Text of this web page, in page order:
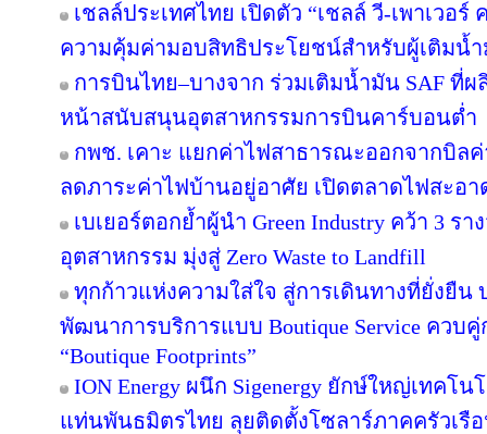
เชลล์ประเทศไทย เปิดตัว “เชลล์ วี-เพาเวอ
ความคุ้มค่ามอบสิทธิประโยชน์สำหรับผู้เติมน้ำ
การบินไทย–บางจาก ร่วมเติมน้ำมัน SAF ที่
หน้าสนับสนุนอุตสาหกรรมการบินคาร์บอนต่ำ
กพช. เคาะ แยกค่าไฟสาธารณะออกจากบิล
ลดภาระค่าไฟบ้านอยู่อาศัย เปิดตลาดไฟสะอา
เบเยอร์ตอกย้ำผู้นำ Green Industry คว้า 3 ร
อุตสาหกรรม มุ่งสู่ Zero Waste to Landfill
ทุกก้าวแห่งความใส่ใจ สู่การเดินทางที่ยั่งยืน
พัฒนาการบริการแบบ Boutique Service คว
“Boutique Footprints”
ION Energy ผนึก Sigenergy ยักษ์ใหญ่เทคโ
แท่นพันธมิตรไทย ลุยติดตั้งโซลาร์ภาคครัวเรือ